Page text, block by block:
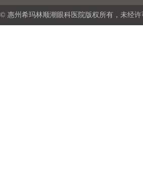
© 惠州希玛林顺潮眼科医院版权所有，未经许